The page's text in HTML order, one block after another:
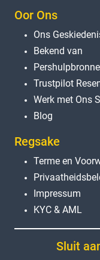
Oor Ons
Ons
Bekend van
Pershulpbronne
Trustpilot
Werk met Ons
Blog
Regsake
Terme en
Impressum
KYC & AML
Sluit